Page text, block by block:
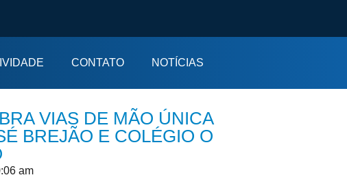
CONTATO NOTÍCIAS
VIAS DE MÃO ÚNICA
BREJÃO E COLÉGIO O
am